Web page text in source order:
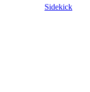
Sidekick